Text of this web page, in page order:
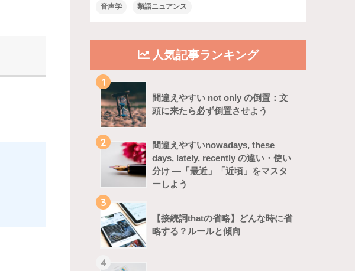
音声学 類語ニュアンス
人気記事ランキング
1
間違えやすい not only の倒置：文
頭に来たら必ず倒置させよう
2
間違えやすいnowadays, these
days, lately, recently の違い・使い
分け ―「最近」「近頃」をマスタ
ーしよう
3
【接続詞thatの省略】どんな時に省
略する？ルールと傾向
4